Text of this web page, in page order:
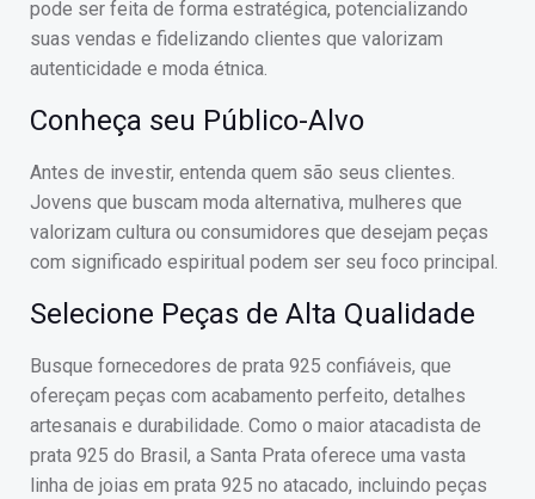
pode ser feita de forma estratégica, potencializando
suas vendas e fidelizando clientes que valorizam
autenticidade e moda étnica.
Conheça seu Público-Alvo
Antes de investir, entenda quem são seus clientes.
Jovens que buscam moda alternativa, mulheres que
valorizam cultura ou consumidores que desejam peças
com significado espiritual podem ser seu foco principal.
Selecione Peças de Alta Qualidade
Busque fornecedores de prata 925 confiáveis, que
ofereçam peças com acabamento perfeito, detalhes
artesanais e durabilidade. Como o maior atacadista de
prata 925 do Brasil, a Santa Prata oferece uma vasta
linha de joias em prata 925 no atacado, incluindo peças